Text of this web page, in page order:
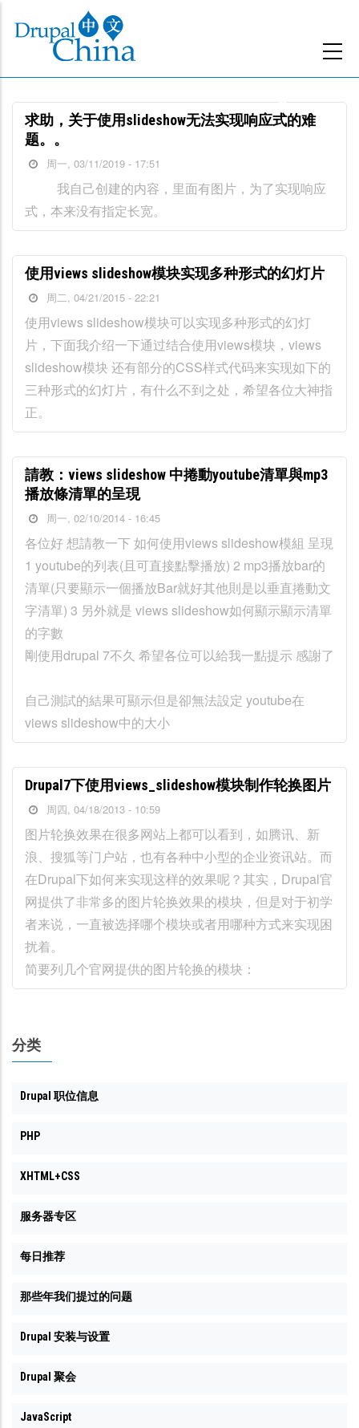
主
要
求助，关于使用slideshow无法实现响应式的难
题。。
周一, 03/11/2019 - 17:51
我自己创建的内容，里面有图片，为了实现响应
式，本来没有指定长宽。
使用views slideshow模块实现多种形式的幻灯片
周二, 04/21/2015 - 22:21
使用views slideshow模块可以实现多种形式的幻灯
片，下面我介绍一下通过结合使用views模块，views
slideshow模块 还有部分的CSS样式代码来实现如下的
三种形式的幻灯片，有什么不到之处，希望各位大神指
正。
請教：views slideshow 中捲動youtube清單與mp3
播放條清單的呈現
周一, 02/10/2014 - 16:45
各位好 想請教一下 如何使用views slideshow模組 呈現
1 youtube的列表(且可直接點擊播放) 2 mp3播放bar的
清單(只要顯示一個播放Bar就好其他則是以垂直捲動文
字清單) 3 另外就是 views slideshow如何顯示顯示清單
的字數
剛使用drupal 7不久 希望各位可以給我一點提示 感謝了
自己測試的結果可顯示但是卻無法設定 youtube在
views slideshow中的大小
Drupal7下使用views_slideshow模块制作轮换图片
周四, 04/18/2013 - 10:59
图片轮换效果在很多网站上都可以看到，如腾讯、新
浪、搜狐等门户站，也有各种中小型的企业资讯站。而
在Drupal下如何来实现这样的效果呢？其实，Drupal官
网提供了非常多的图片轮换效果的模块，但是对于初学
者来说，一直被选择哪个模块或者用哪种方式来实现困
扰着。
简要列几个官网提供的图片轮换的模块：
分类
Drupal 职位信息
PHP
XHTML+CSS
服务器专区
每日推荐
那些年我们提过的问题
Drupal 安装与设置
Drupal 聚会
JavaScript